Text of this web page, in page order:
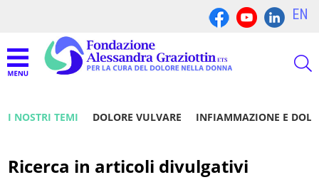
EN
I NOSTRI TEMI DOLORE VULVARE INFIAMMAZIONE E
Ricerca in articoli divulgativi